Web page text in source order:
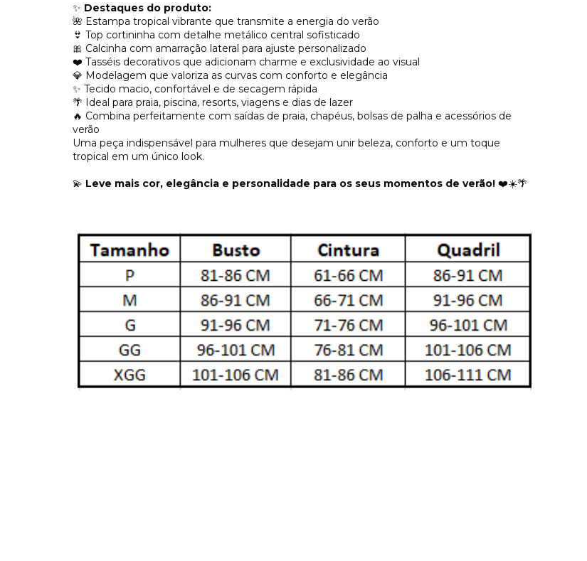
✨ Destaques do produto:
🌺 Estampa tropical vibrante que transmite a energia do verão
👙 Top cortininha com detalhe metálico central sofisticado
🎀 Calcinha com amarração lateral para ajuste personalizado
❤️ Tasséis decorativos que adicionam charme e exclusividade ao visual
💎 Modelagem que valoriza as curvas com conforto e elegância
✨ Tecido macio, confortável e de secagem rápida
🌴 Ideal para praia, piscina, resorts, viagens e dias de lazer
🔥 Combina perfeitamente com saídas de praia, chapéus, bolsas de palha e acessórios de
verão
Uma peça indispensável para mulheres que desejam unir beleza, conforto e um toque
tropical em um único look.
💫 Leve mais cor, elegância e personalidade para os seus momentos de verão! ❤️☀️🌴